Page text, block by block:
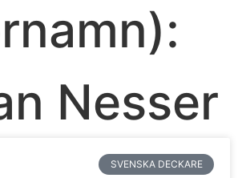
Nesser
SVENSKA DECKARE